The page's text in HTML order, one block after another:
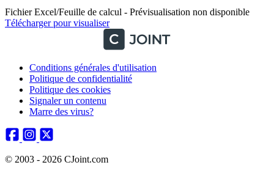
Fichier Excel/Feuille de calcul - Prévisualisation non disponible
Télécharger pour visualiser
Conditions générales d'utilisation
Politique de confidentialité
Politique des cookies
Signaler un contenu
Marre des virus?
© 2003 - 2026 CJoint.com